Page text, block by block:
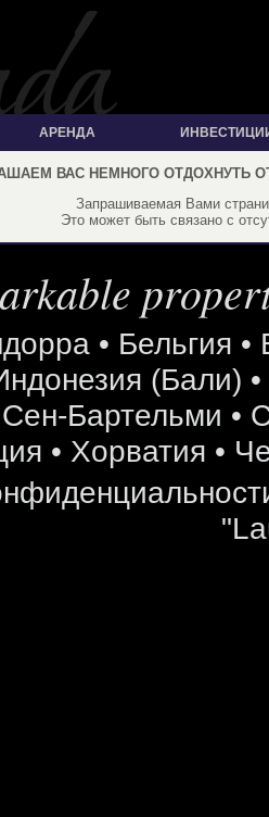
АРЕНДА
ВАС НЕМНОГО ОТДОХНУТЬ
Запрашиваемая Вами
Это может быть связано с
• Бельгия •
(Бали) •
Сен-Бартельми •
• Хорватия •